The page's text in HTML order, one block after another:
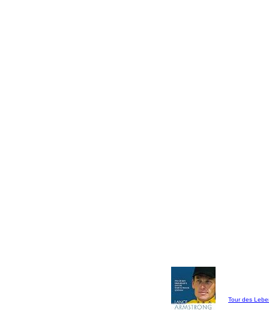
Tour des